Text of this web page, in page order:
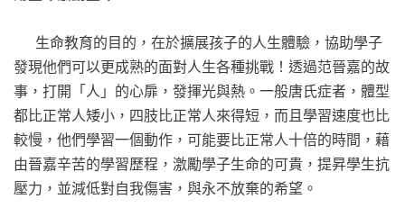
生命教育的目的，在於擴展孩子的人生體驗，協助學子
發現他們可以更成熟的面對人生各種挑戰！透過范晉嘉的故
事，打開「人」的心扉，發揮光與熱。一般唐氏症者，體型
都比正常人矮小，四肢比正常人來得短，而且學習速度也比
較慢，他們學習一個動作，可能要比正常人十倍的時間，藉
由晉嘉辛苦的學習歷程，激勵學子生命的可貴，提昇學生抗
壓力，並減低對自我傷害，與永不放棄的希望。